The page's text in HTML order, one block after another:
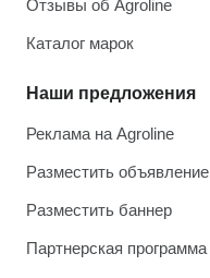
Отзывы об Agroline
Каталог марок
Наши предложения
Реклама на Agroline
Разместить объявление
Разместить баннер
Партнерская программа